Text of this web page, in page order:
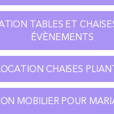
TABLES ET
ÉVÈNEMENTS
CHAISES
MOBILIER POUR